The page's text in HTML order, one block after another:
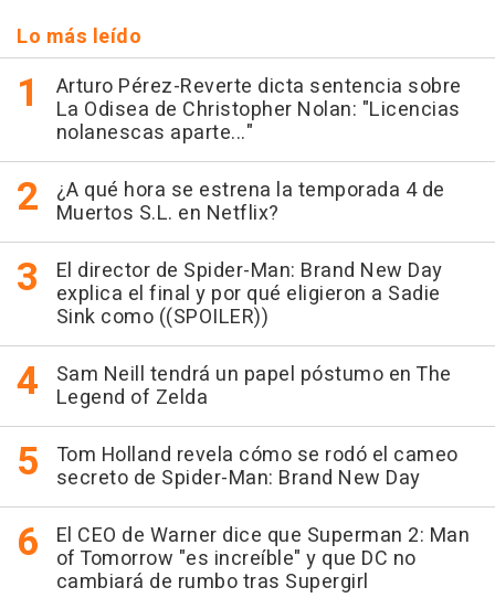
Lo más leído
Arturo Pérez-Reverte dicta sentencia sobre
La Odisea de Christopher Nolan: "Licencias
nolanescas aparte..."
¿A qué hora se estrena la temporada 4 de
Muertos S.L. en Netflix?
El director de Spider-Man: Brand New Day
explica el final y por qué eligieron a Sadie
Sink como ((SPOILER))
Sam Neill tendrá un papel póstumo en The
Legend of Zelda
Tom Holland revela cómo se rodó el cameo
secreto de Spider-Man: Brand New Day
El CEO de Warner dice que Superman 2: Man
of Tomorrow "es increíble" y que DC no
cambiará de rumbo tras Supergirl